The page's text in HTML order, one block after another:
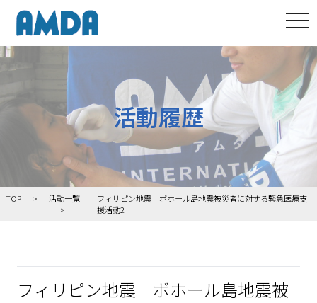
活動履歴
TOP 活動一覧
フィリピン地震 ボホール島地震被災者に対する緊急医療支
援活動2
フィリピン地震 ボホール島地震被